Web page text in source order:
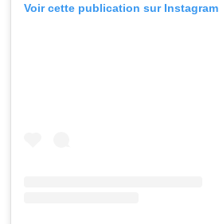
Voir cette publication sur Instagram